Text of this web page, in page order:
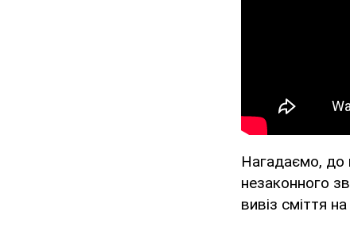
Нагадаємо, до
незаконного
вивіз сміття